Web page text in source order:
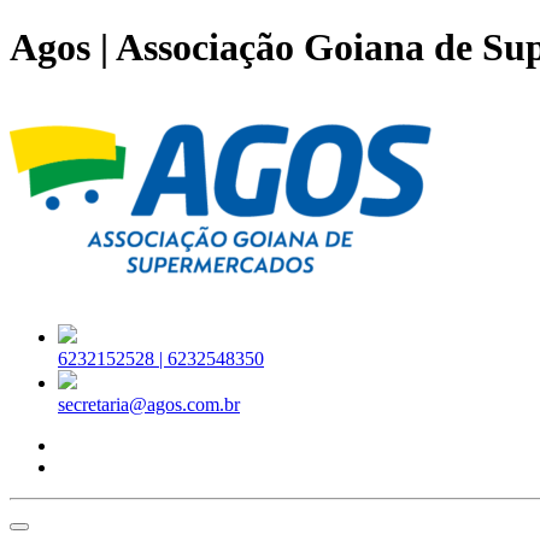
Agos | Associação Goiana de
6232152528 | 6232548350
secretaria@agos.com.br